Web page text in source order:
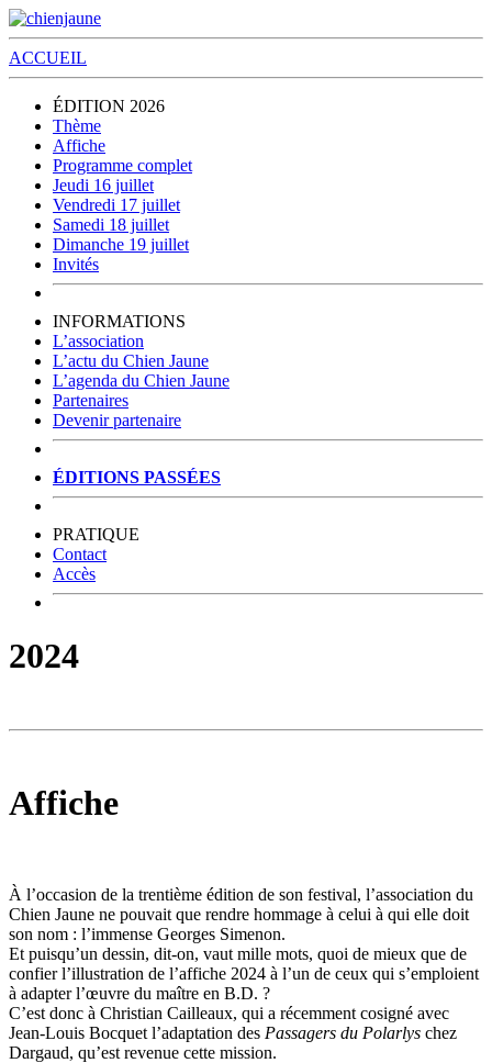
ACCUEIL
ÉDITION 2026
Thème
Affiche
Programme complet
Jeudi 16 juillet
Vendredi 17 juillet
Samedi 18 juillet
Dimanche 19 juillet
Invités
INFORMATIONS
L’association
L’actu du Chien Jaune
L’agenda du Chien Jaune
Partenaires
Devenir partenaire
ÉDITIONS PASSÉES
PRATIQUE
Contact
Accès
2024
Affiche
À l’occasion de la trentième édition de son festival, l’association du
Chien Jaune ne pouvait que rendre hommage à celui à qui elle doit
son nom : l’immense Georges Simenon.
Et puisqu’un dessin, dit-on, vaut mille mots, quoi de mieux que de
confier l’illustration de l’affiche 2024 à l’un de ceux qui s’emploient
à adapter l’œuvre du maître en B.D. ?
C’est donc à Christian Cailleaux, qui a récemment cosigné avec
Jean-Louis Bocquet l’adaptation des Passagers du Polarlys chez
Dargaud, qu’est revenue cette mission.